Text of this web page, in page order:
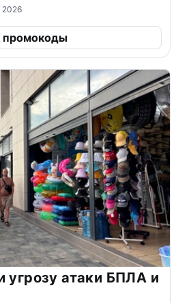
2026
промокоды
угрозу атаки БПЛА и